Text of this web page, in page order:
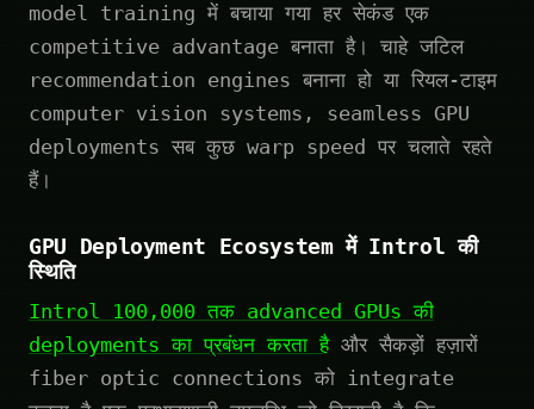
model training में बचाया गया हर सेकंड एक
competitive advantage बनाता है। चाहे जटिल
recommendation engines बनाना हो या रियल-टाइम
computer vision systems, seamless GPU
deployments सब कुछ warp speed पर चलाते रहते
हैं।
GPU Deployment Ecosystem में Introl की
स्थिति
Introl 100,000 तक advanced GPUs की
deployments का प्रबंधन करता हैऔर सैकड़ों हज़ारों
fiber optic connections को integrate